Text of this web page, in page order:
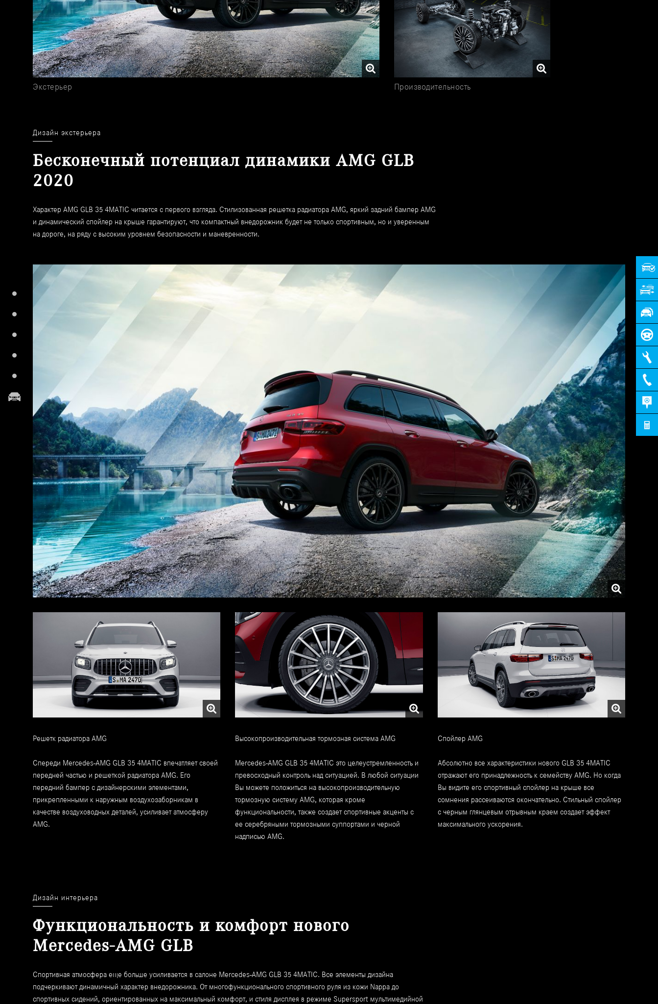
Экстерьер Производительность
Дизайн экстерьера
Бесконечный потенциал динамики AMG GLB
2020
Характер AMG GLB 35 4MATIC читается с первого взгляда. Стилизованная решетка радиатора AMG, яркий задний бампер AMG
и динамический спойлер на крыше гарантируют, что компактный внедорожник будет не только спортивным, но и уверенным
на дороге, на ряду с высоким уровнем безопасности и маневренности.
Решетк радиатора AMG
Спереди Mercedes-AMG GLB 35 4MATIC впечатляет своей
передней частью и решеткой радиатора AMG. Его
передний бампер с дизайнерскими элементами,
прикрепленными к наружным воздухозаборникам в
качестве воздуховодных деталей, усиливает атмосферу
AMG.
Высокопроизводительная тормозная система AMG
Mercedes-AMG GLB 35 4MATIC это целеустремленность и
превосходный контроль над ситуацией. В любой ситуации
Вы можете положиться на высокопроизводительную
тормозную систему AMG, которая кроме
функциональности, также создает спортивные акценты с
ее серебряными тормозными суппортами и черной
надписью AMG.
Спойлер AMG
Абсолютно все характеристики нового GLB 35 4MATIC
отражают его принадлежность к семейству AMG. Но когда
Вы видите его спортивный спойлер на крыше все
сомнения рассеиваются окончательно. Стильный спойлер
с черным глянцевым отрывным краем создает эффект
максимального ускорения.
Дизайн интерьера
Функциональность и комфорт нового
Mercedes-AMG GLB
Спортивная атмосфера еще больше усиливается в салоне Mercedes-AMG GLB 35 4MATIC. Все элементы дизайна
подчеркивают динамичный характер внедорожника. От многофункционального спортивного руля из кожи Nappa до
спортивных сидений, ориентированных на максимальный комфорт, и стиля дисплея в режиме Supersport мультимедийной